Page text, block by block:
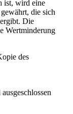
ist, wird eine
die sich
Die
Wertminderung
des